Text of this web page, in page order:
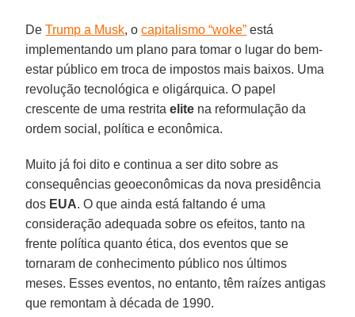
DeTrump a Musk, ocapitalismo “woke” está
implementando um plano para tomar o lugar do bem-
estar público em troca de impostos mais baixos. Uma
revolução tecnológica e oligárquica. O papel
crescente de uma restritaelite na reformulação da
ordem social, política e econômica.
Muito já foi dito e continua a ser dito sobre as
consequências geoeconômicas da nova presidência
dos EUA. O que ainda está faltando é uma
consideração adequada sobre os efeitos, tanto na
frente política quanto ética, dos eventos que se
tornaram de conhecimento público nos últimos
meses. Esses eventos, no entanto, têm raízes antigas
que remontam à década de 1990.